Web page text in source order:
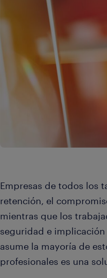
Empresas de todos los
retención, el
mientras que los
seguridad e implicación
asume la mayoría de
profesionales es una